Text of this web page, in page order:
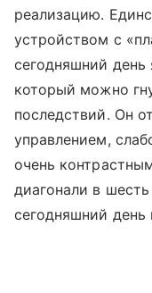
реализацию.
устройством с
сегодняшний день
который можно
последствий. Он
управлением,
очень
диагонали в
сегодняшний